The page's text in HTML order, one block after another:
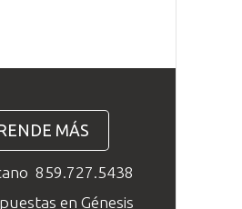
MÁS
859.727.5438
en Génesis